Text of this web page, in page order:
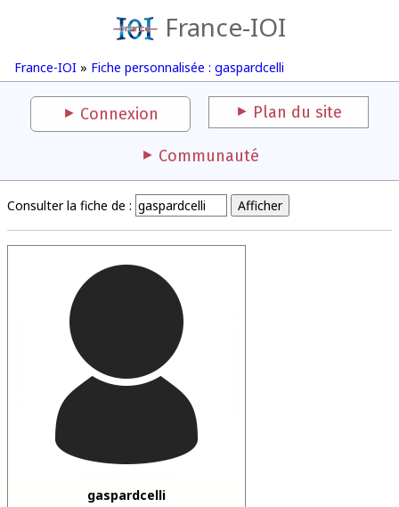
France-IOI
France-IOI » Fiche personnalisée : gaspardcelli
Connexion Plan du site
Communauté
Consulter la fiche de :
gaspardcelli